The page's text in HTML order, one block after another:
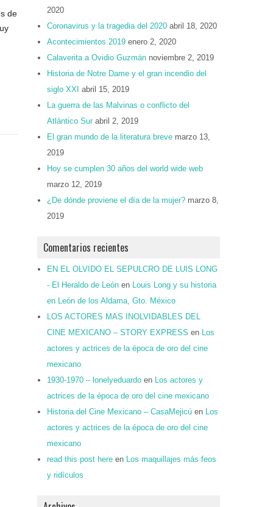
de
2020
Coronavirus y la tragedia del 2020 abril 18, 2020
Acontecimientos 2019 enero 2, 2020
Calaverita a Ovidio Guzmán noviembre 2, 2019
Historia de Notre Dame y el gran incendio del
siglo XXI abril 15, 2019
La guerra de las Malvinas o conflicto del
Atlántico Sur abril 2, 2019
El gran mundo de la literatura breve marzo 13,
2019
Hoy se cumplen 30 años del world wide web
marzo 12, 2019
¿De dónde proviene el día de la mujer? marzo 8,
2019
Comentarios recientes
EN EL OLVIDO EL SEPULCRO DE LUIS LONG
- El Heraldo de León en Louis Long y su historia
en León de los Aldama, Gto. México
LOS ACTORES MAS INOLVIDABLES DEL
CINE MEXICANO – STORY EXPRESS en Los
actores y actrices de la época de oro del cine
mexicano
1930-1970 – lonelyeduardo en Los actores y
actrices de la época de oro del cine mexicano
Historia del Cine Mexicano – CasaMejicú en Los
actores y actrices de la época de oro del cine
mexicano
read this post here en Los maquillajes más feos
y ridículos